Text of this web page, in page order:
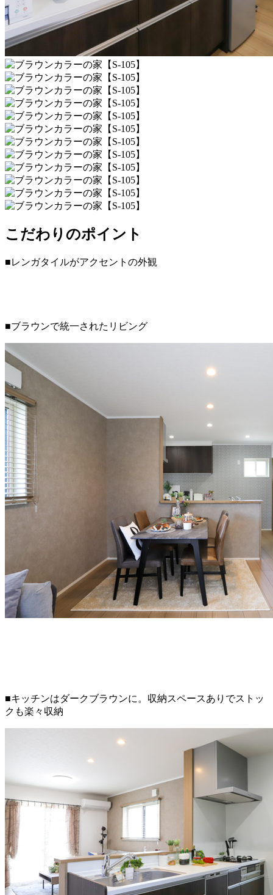
こだわりのポイント
■レンガタイルがアクセントの外観
■ブラウンで統一されたリビング
■キッチンはダークブラウンに。収納スペースありでストッ
クも楽々収納